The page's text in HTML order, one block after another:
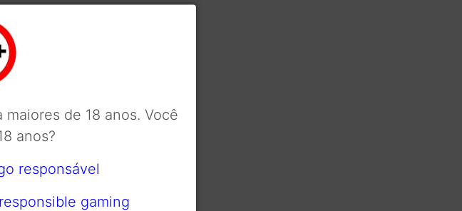
de 18 anos. Você
anos?
responsável
gaming